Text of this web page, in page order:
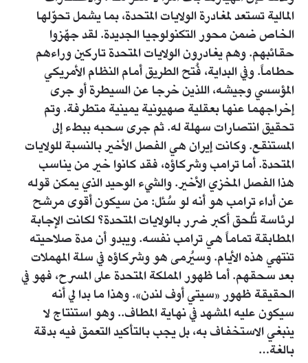
المالية تستعد لمغادرة الولايات المتحدة، بما يشمل تحوّلها
الخاص ضمن محور التكنولوجيا الجديدة. لقد جهّزوا
حقائبهم. وهم يغادرون الولايات المتحدة تاركين وراءهم
حطاماً. وفي البداية، فُتح الطريق أمام النظام الأمريكي
المؤسسي وجيشه، اللذين خرجا عن السيطرة أو جرى
إخراجهما عنها بعقلية صهيونية يمينية متطرفة. وتم
تحقيق انتصارات سهلة له. ثم جرى سحبه ببطء إلى
المستنقع. وكانت إيران هي الفصل الأخير بالنسبة للولايات
المتحدة. أما ترامب وشركاؤه، فقد كانوا خير من يناسب
هذا الفصل المخزي الأخير. والشيء الوحيد الذي يمكن قوله
عن أداء ترامب هو أنه لو سُئل: من سيكون أقوى مرشح
لرئاسة تُلحق أكبر ضرر بالولايات المتحدة؟ لكانت الإجابة
المطابقة تماماً هي ترامب نفسه. ويبدو أن مدة صلاحيته
تنتهي هذه الأيام. وسيُرمى هو وشركاؤه في سلة المهملات
بعد سحقهم. أما ظهور المملكة المتحدة على المسرح، فهو في
الحقيقة ظهور «سيتي أوف لندن». وهذا ما بدا لي أنه
سيكون عليه المشهد في نهاية المطاف.. وهو استنتاج لا
ينبغي الاستخفاف به، بل يجب بالتأكيد التعمق فيه بدقة
بالغة…